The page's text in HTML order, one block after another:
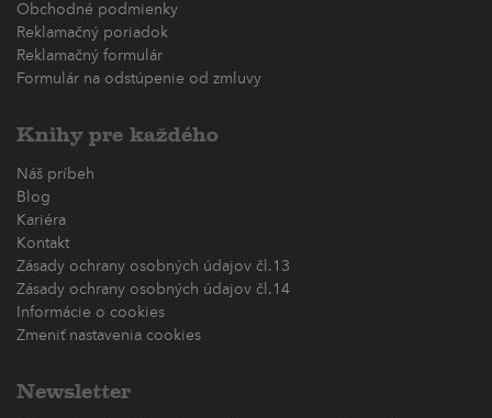
Obchodné podmienky
Reklamačný poriadok
Reklamačný formulár
Formulár na odstúpenie od zmluvy
Knihy pre každého
Náš príbeh
Blog
Kariéra
Kontakt
Zásady ochrany osobných údajov čl.13
Zásady ochrany osobných údajov čl.14
Informácie o cookies
Zmeniť nastavenia cookies
Newsletter